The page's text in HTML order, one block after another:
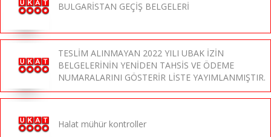
BULGARİSTAN GEÇİŞ BELGELERİ
TESLİM ALINMAYAN 2022 YILI UBAK İZİN
BELGELERİNİN YENİDEN TAHSİS VE ÖDEME
NUMARALARINI GÖSTERİR LİSTE YAYIMLANMIŞTIR.
Halat mühür kontroller